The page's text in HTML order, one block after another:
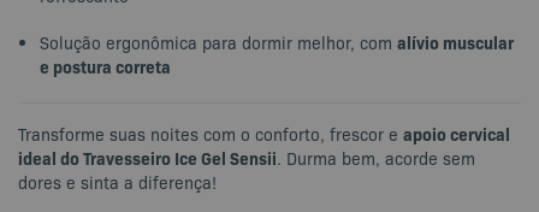
Solução ergonômica para dormir melhor, comalívio muscular
e postura correta
Transforme suas noites com o conforto, frescor e apoio cervical
ideal do Travesseiro Ice Gel Sensii. Durma bem, acorde sem
dores e sinta a diferença!